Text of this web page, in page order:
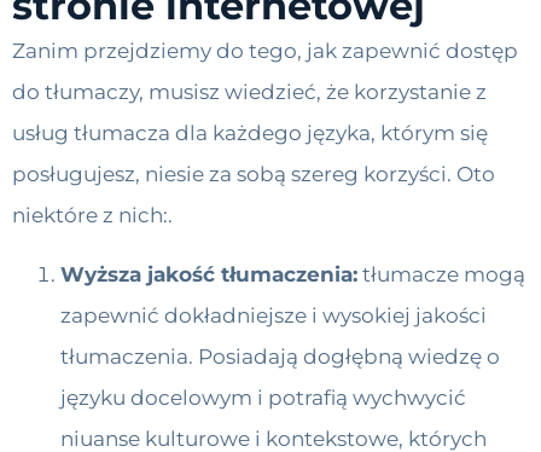
Zanim przejdziemy do tego, jak zapewnić dostęp
do tłumaczy, musisz wiedzieć, że korzystanie z
usług tłumacza dla każdego języka, którym się
posługujesz, niesie za sobą szereg korzyści. Oto
niektóre z nich:.
Wyższa jakość tłumaczenia: tłumacze mogą
zapewnić dokładniejsze i wysokiej jakości
tłumaczenia. Posiadają dogłębną wiedzę o
języku docelowym i potrafią wychwycić
niuanse kulturowe i kontekstowe, których